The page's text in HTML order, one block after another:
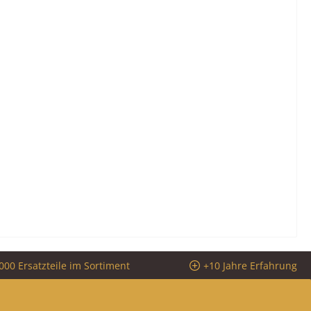
Ersatzteile im Sortiment +10 Jahre Erfahrung